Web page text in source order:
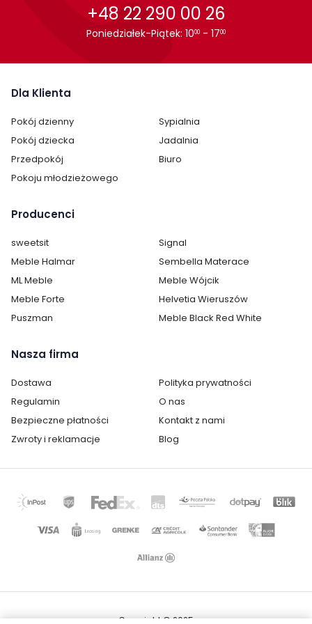
Cechy charakterystyczne
Szerokość: 166 cm
Wysokość: 52 cm
Głębokość: 45 cm
Ilość szuflad: 1
2
Montaż: do samodzielnego montażu
+48 22 290 00 26
Poniedziałek-Piątek: 1000 - 1700
Dla Klienta
Pokój dzienny
Sypialnia
Pokój dziecka
Jadalnia
Przedpokój
Biuro
Pokoju młodzieżowego
Producenci
sweetsit
Signal
Meble Halmar
Sembella Materace
ML Meble
Meble Wójcik
Meble Forte
Helvetia Wieruszów
Puszman
Meble Black Red White
Nasza firma
Dostawa
Polityka prywatności
Regulamin
O nas
Bezpieczne płatności
Kontakt z nami
Zwroty i reklamacje
Blog
Copyright © 2025